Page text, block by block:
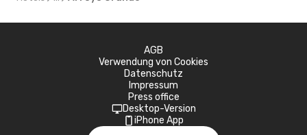
AGB
Verwendung von Cookies
Datenschutz
Impressum
Press office
Desktop-Version
iPhone App